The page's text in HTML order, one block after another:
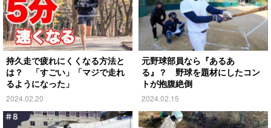
持久走で疲れにくくなる方法と
は？ 「すごい」「マジで走れ
るようになった」
2024.02.20
元野球部員なら『あるあ
る』？ 野球を題材にしたコン
トが抱腹絶倒
2024.02.15